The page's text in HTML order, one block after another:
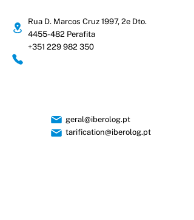
Rua D. Marcos Cruz 1997, 2e Dto.
4455-482 Perafita
+351 229 982 350
geral@iberolog.pt
tarification@iberolog.pt